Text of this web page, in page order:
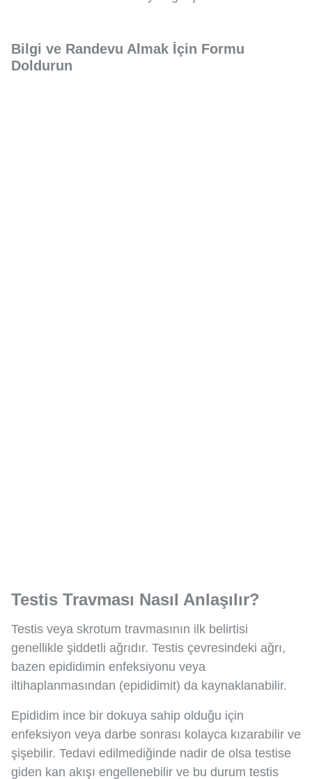
Bilgi ve Randevu Almak İçin Formu
Doldurun
Testis Travması Nasıl Anlaşılır?
Testis veya skrotum travmasının ilk belirtisi
genellikle şiddetli ağrıdır. Testis çevresindeki ağrı,
bazen epididimin enfeksiyonu veya
iltihaplanmasından (epididimit) da kaynaklanabilir.
Epididim ince bir dokuya sahip olduğu için
enfeksiyon veya darbe sonrası kolayca kızarabilir ve
şişebilir. Tedavi edilmediğinde nadir de olsa testise
giden kan akışı engellenebilir ve bu durum testis